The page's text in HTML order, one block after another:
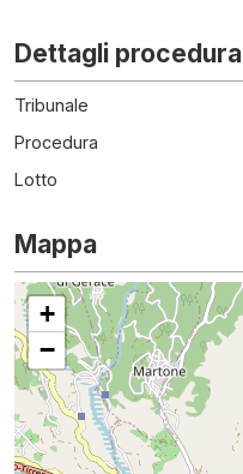
Dettagli procedura
Tribunale
Procedura
Lotto
Mappa
+
−